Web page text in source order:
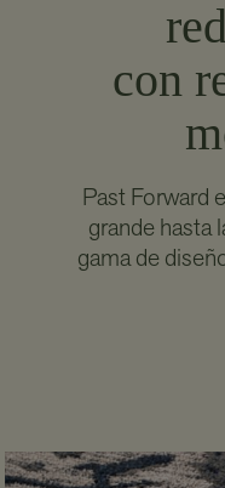
con
Past Forward
grande hasta
gama de